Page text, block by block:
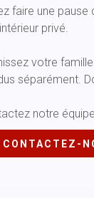
faire une
privé.
votre
séparément.
notre
CONTACTEZ-